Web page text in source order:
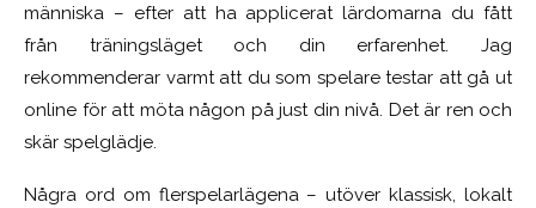
människa – efter att ha applicerat lärdomarna du fått
från träningsläget och din erfarenhet. Jag
rekommenderar varmt att du som spelare testar att gå ut
online för att möta någon på just din nivå. Det är ren och
skär spelglädje.
Några ord om flerspelarlägena – utöver klassisk, lokalt